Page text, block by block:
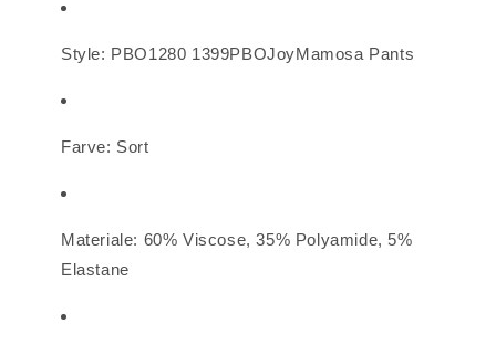
Style: PBO1280 1399PBOJoyMamosa Pants
Farve: Sort
Materiale: 60% Viscose, 35% Polyamide, 5%
Elastane